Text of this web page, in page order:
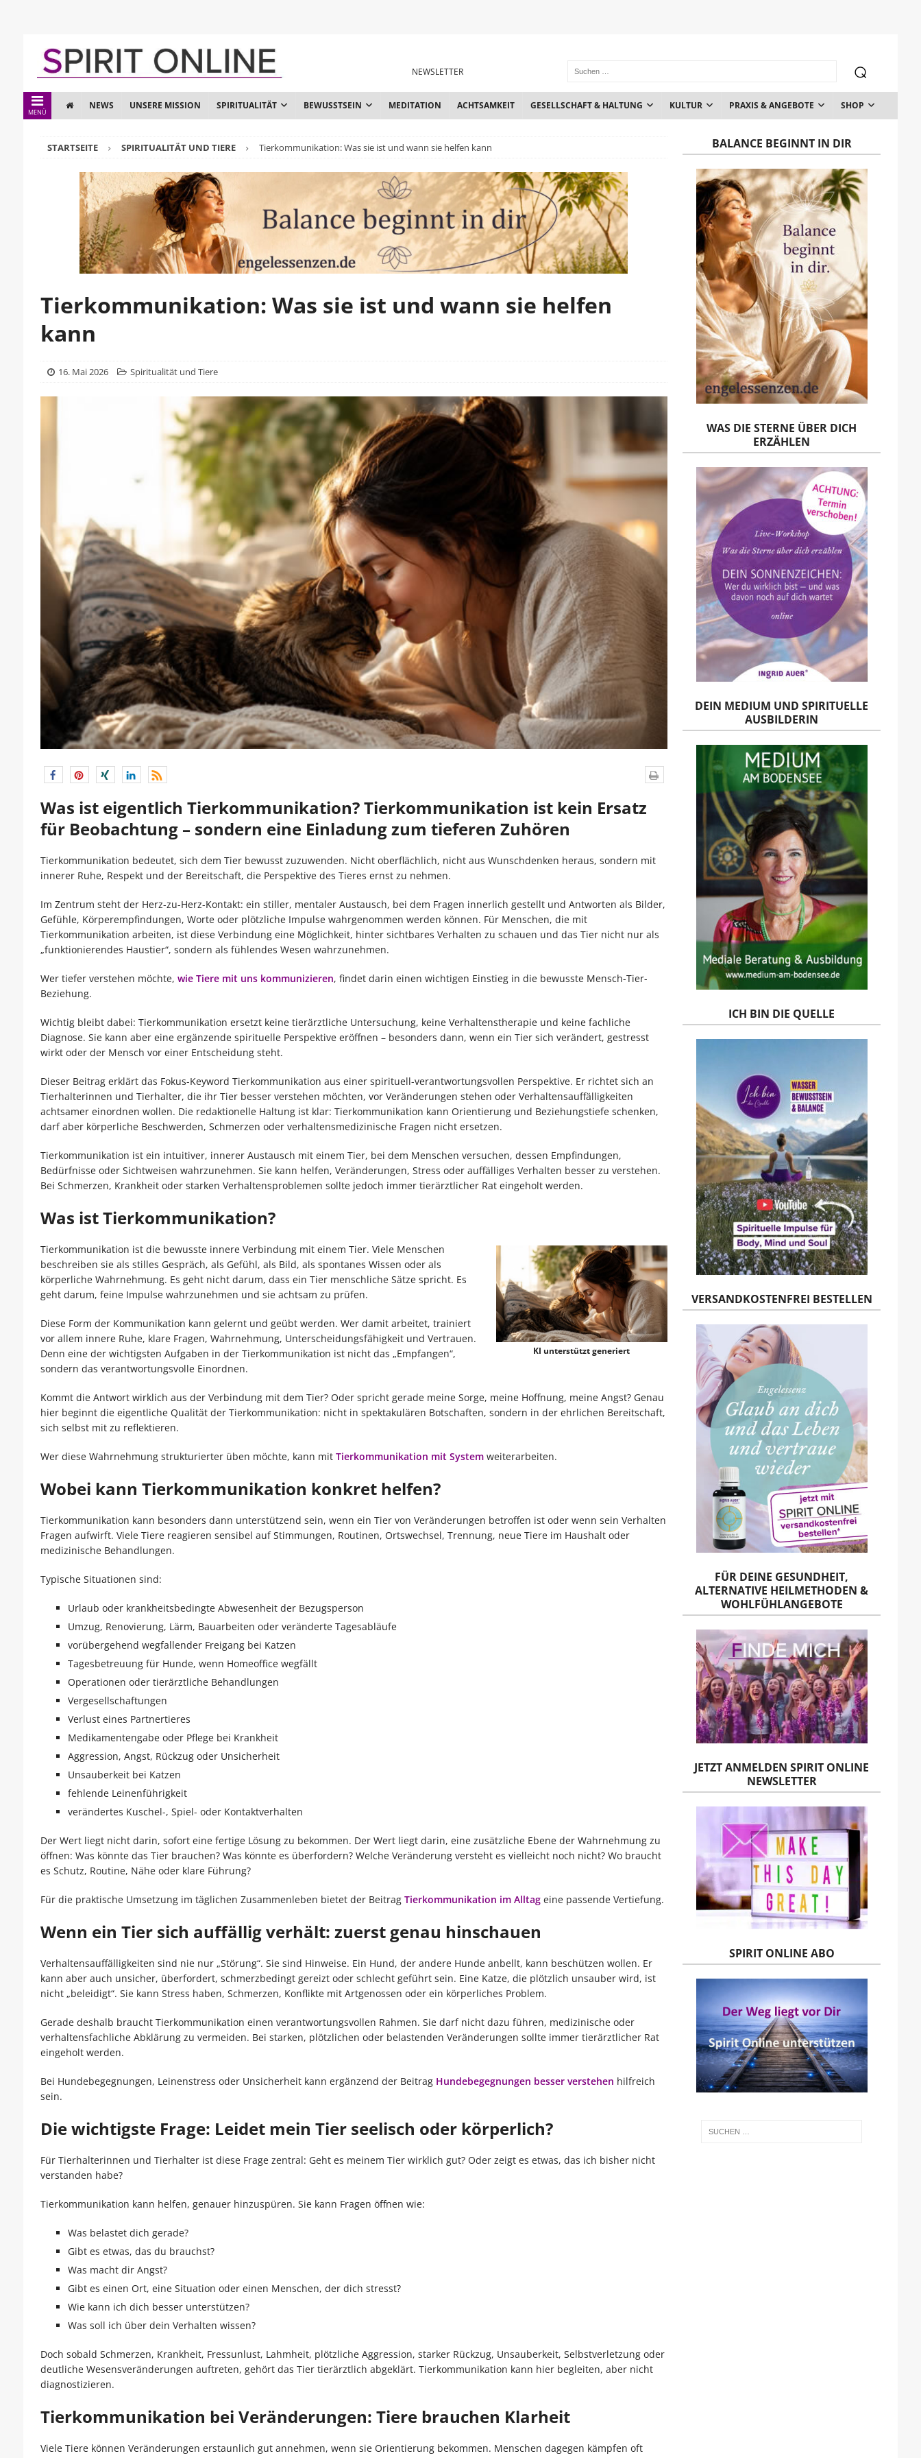
NEWSLETTER
MENÜ
NEWS UNSERE MISSION SPIRITUALITÄT BEWUSSTSEIN MEDITATION ACHTSAMKEIT GESELLSCHAFT & HALTUNG KULTUR PRAXIS & ANGEBOTE SHOP
STARTSEITE SPIRITUALITÄT UND TIERE Tierkommunikation: Was sie ist und wann sie helfen kann
Tierkommunikation: Was sie ist und wann sie helfen
kann
16. Mai 2026 Spiritualität und Tiere
Was ist eigentlich Tierkommunikation? Tierkommunikation ist kein Ersatz
für Beobachtung – sondern eine Einladung zum tieferen Zuhören
Tierkommunikation bedeutet, sich dem Tier bewusst zuzuwenden. Nicht oberflächlich, nicht aus Wunschdenken heraus, sondern mit
innerer Ruhe, Respekt und der Bereitschaft, die Perspektive des Tieres ernst zu nehmen.
Im Zentrum steht der Herz-zu-Herz-Kontakt: ein stiller, mentaler Austausch, bei dem Fragen innerlich gestellt und Antworten als Bilder,
Gefühle, Körperempfindungen, Worte oder plötzliche Impulse wahrgenommen werden können. Für Menschen, die mit
Tierkommunikation arbeiten, ist diese Verbindung eine Möglichkeit, hinter sichtbares Verhalten zu schauen und das Tier nicht nur als
„funktionierendes Haustier“, sondern als fühlendes Wesen wahrzunehmen.
Wer tiefer verstehen möchte, wie Tiere mit uns kommunizieren, findet darin einen wichtigen Einstieg in die bewusste Mensch-Tier-
Beziehung.
Wichtig bleibt dabei: Tierkommunikation ersetzt keine tierärztliche Untersuchung, keine Verhaltenstherapie und keine fachliche
Diagnose. Sie kann aber eine ergänzende spirituelle Perspektive eröffnen – besonders dann, wenn ein Tier sich verändert, gestresst
wirkt oder der Mensch vor einer Entscheidung steht.
Dieser Beitrag erklärt das Fokus-Keyword Tierkommunikation aus einer spirituell-verantwortungsvollen Perspektive. Er richtet sich an
Tierhalterinnen und Tierhalter, die ihr Tier besser verstehen möchten, vor Veränderungen stehen oder Verhaltensauffälligkeiten
achtsamer einordnen wollen. Die redaktionelle Haltung ist klar: Tierkommunikation kann Orientierung und Beziehungstiefe schenken,
darf aber körperliche Beschwerden, Schmerzen oder verhaltensmedizinische Fragen nicht ersetzen.
Tierkommunikation ist ein intuitiver, innerer Austausch mit einem Tier, bei dem Menschen versuchen, dessen Empfindungen,
Bedürfnisse oder Sichtweisen wahrzunehmen. Sie kann helfen, Veränderungen, Stress oder auffälliges Verhalten besser zu verstehen.
Bei Schmerzen, Krankheit oder starken Verhaltensproblemen sollte jedoch immer tierärztlicher Rat eingeholt werden.
Was ist Tierkommunikation?
KI unterstützt generiert
Tierkommunikation ist die bewusste innere Verbindung mit einem Tier. Viele Menschen
beschreiben sie als stilles Gespräch, als Gefühl, als Bild, als spontanes Wissen oder als
körperliche Wahrnehmung. Es geht nicht darum, dass ein Tier menschliche Sätze spricht. Es
geht darum, feine Impulse wahrzunehmen und sie achtsam zu prüfen.
Diese Form der Kommunikation kann gelernt und geübt werden. Wer damit arbeitet, trainiert
vor allem innere Ruhe, klare Fragen, Wahrnehmung, Unterscheidungsfähigkeit und Vertrauen.
Denn eine der wichtigsten Aufgaben in der Tierkommunikation ist nicht das „Empfangen“,
sondern das verantwortungsvolle Einordnen.
Kommt die Antwort wirklich aus der Verbindung mit dem Tier? Oder spricht gerade meine Sorge, meine Hoffnung, meine Angst? Genau
hier beginnt die eigentliche Qualität der Tierkommunikation: nicht in spektakulären Botschaften, sondern in der ehrlichen Bereitschaft,
sich selbst mit zu reflektieren.
Wer diese Wahrnehmung strukturierter üben möchte, kann mit Tierkommunikation mit Systemweiterarbeiten.
Wobei kann Tierkommunikation konkret helfen?
Tierkommunikation kann besonders dann unterstützend sein, wenn ein Tier von Veränderungen betroffen ist oder wenn sein Verhalten
Fragen aufwirft. Viele Tiere reagieren sensibel auf Stimmungen, Routinen, Ortswechsel, Trennung, neue Tiere im Haushalt oder
medizinische Behandlungen.
Typische Situationen sind:
Urlaub oder krankheitsbedingte Abwesenheit der Bezugsperson
Umzug, Renovierung, Lärm, Bauarbeiten oder veränderte Tagesabläufe
vorübergehend wegfallender Freigang bei Katzen
Tagesbetreuung für Hunde, wenn Homeoffice wegfällt
Operationen oder tierärztliche Behandlungen
Vergesellschaftungen
Verlust eines Partnertieres
Medikamentengabe oder Pflege bei Krankheit
Aggression, Angst, Rückzug oder Unsicherheit
Unsauberkeit bei Katzen
fehlende Leinenführigkeit
verändertes Kuschel-, Spiel- oder Kontaktverhalten
Der Wert liegt nicht darin, sofort eine fertige Lösung zu bekommen. Der Wert liegt darin, eine zusätzliche Ebene der Wahrnehmung zu
öffnen: Was könnte das Tier brauchen? Was könnte es überfordern? Welche Veränderung versteht es vielleicht noch nicht? Wo braucht
es Schutz, Routine, Nähe oder klare Führung?
Für die praktische Umsetzung im täglichen Zusammenleben bietet der Beitrag Tierkommunikation im Alltageine passende Vertiefung.
Wenn ein Tier sich auffällig verhält: zuerst genau hinschauen
Verhaltensauffälligkeiten sind nie nur „Störung“. Sie sind Hinweise. Ein Hund, der andere Hunde anbellt, kann beschützen wollen. Er
kann aber auch unsicher, überfordert, schmerzbedingt gereizt oder schlecht geführt sein. Eine Katze, die plötzlich unsauber wird, ist
nicht „beleidigt“. Sie kann Stress haben, Schmerzen, Konflikte mit Artgenossen oder ein körperliches Problem.
Gerade deshalb braucht Tierkommunikation einen verantwortungsvollen Rahmen. Sie darf nicht dazu führen, medizinische oder
verhaltensfachliche Abklärung zu vermeiden. Bei starken, plötzlichen oder belastenden Veränderungen sollte immer tierärztlicher Rat
eingeholt werden.
Bei Hundebegegnungen, Leinenstress oder Unsicherheit kann ergänzend der Beitrag Hundebegegnungen besser verstehen hilfreich
sein.
Die wichtigste Frage: Leidet mein Tier seelisch oder körperlich?
Für Tierhalterinnen und Tierhalter ist diese Frage zentral: Geht es meinem Tier wirklich gut? Oder zeigt es etwas, das ich bisher nicht
verstanden habe?
Tierkommunikation kann helfen, genauer hinzuspüren. Sie kann Fragen öffnen wie:
Was belastet dich gerade?
Gibt es etwas, das du brauchst?
Was macht dir Angst?
Gibt es einen Ort, eine Situation oder einen Menschen, der dich stresst?
Wie kann ich dich besser unterstützen?
Was soll ich über dein Verhalten wissen?
Doch sobald Schmerzen, Krankheit, Fressunlust, Lahmheit, plötzliche Aggression, starker Rückzug, Unsauberkeit, Selbstverletzung oder
deutliche Wesensveränderungen auftreten, gehört das Tier tierärztlich abgeklärt. Tierkommunikation kann hier begleiten, aber nicht
diagnostizieren.
Tierkommunikation bei Veränderungen: Tiere brauchen Klarheit
Viele Tiere können Veränderungen erstaunlich gut annehmen, wenn sie Orientierung bekommen. Menschen dagegen kämpfen oft
BALANCE BEGINNT IN DIR
WAS DIE STERNE ÜBER DICH
ERZÄHLEN
DEIN MEDIUM UND SPIRITUELLE
AUSBILDERIN
ICH BIN DIE QUELLE
VERSANDKOSTENFREI BESTELLEN
FÜR DEINE GESUNDHEIT,
ALTERNATIVE HEILMETHODEN &
WOHLFÜHLANGEBOTE
JETZT ANMELDEN SPIRIT ONLINE
NEWSLETTER
SPIRIT ONLINE ABO